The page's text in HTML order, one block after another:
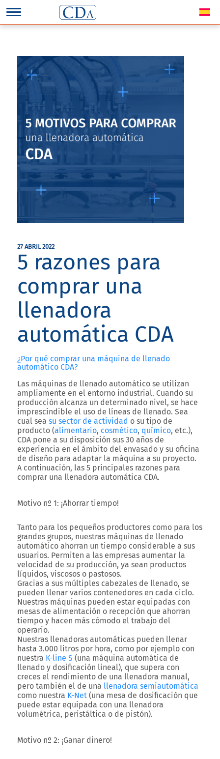
27 ABRIL 2022
5 razones para
comprar una
llenadora
automática CDA
¿Por qué comprar una máquina de llenado
automático CDA?
Las máquinas de llenado automático se utilizan
ampliamente en el entorno industrial. Cuando su
producción alcanza un determinado nivel, se hace
imprescindible el uso de líneas de llenado. Sea
cual sea su sector de actividad o su tipo de
producto (alimentario, cosmético, químico, etc.),
CDA pone a su disposición sus 30 años de
experiencia en el ámbito del envasado y su oficina
de diseño para adaptar la máquina a su proyecto.
A continuación, las 5 principales razones para
comprar una llenadora automática CDA.
Motivo nº 1: ¡Ahorrar tiempo!
Tanto para los pequeños productores como para los
grandes grupos, nuestras máquinas de llenado
automático ahorran un tiempo considerable a sus
usuarios. Permiten a las empresas aumentar la
velocidad de su producción, ya sean productos
líquidos, viscosos o pastosos.
Gracias a sus múltiples cabezales de llenado, se
pueden llenar varios contenedores en cada ciclo.
Nuestras máquinas pueden estar equipadas con
mesas de alimentación o recepción que ahorran
tiempo y hacen más cómodo el trabajo del
operario.
Nuestras llenadoras automáticas pueden llenar
hasta 3.000 litros por hora, como por ejemplo con
nuestra K-line S (una máquina automática de
llenado y dosificación lineal), que supera con
creces el rendimiento de una llenadora manual,
pero también el de una llenadora semiautomática
como nuestra K-Net (una mesa de dosificación que
puede estar equipada con una llenadora
volumétrica, peristáltica o de pistón).
Motivo nº 2: ¡Ganar dinero!